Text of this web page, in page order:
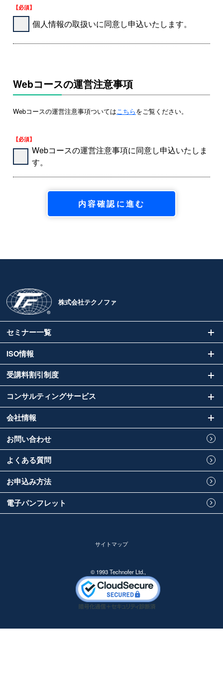
【必須】
個人情報の取扱いに同意し申込いたします。
Webコースの運営注意事項
Webコースの運営注意事項ついてはこちらをご覧ください。
【必須】
Webコースの運営注意事項に同意し申込いたしま
す。
株式会社テクノファ
セミナー一覧
ISO情報
受講料割引制度
コンサルティングサービス
会社情報
お問い合わせ
よくある質問
お申込み方法
電子パンフレット
サイトマップ
© 1993 Technofer Ltd.,